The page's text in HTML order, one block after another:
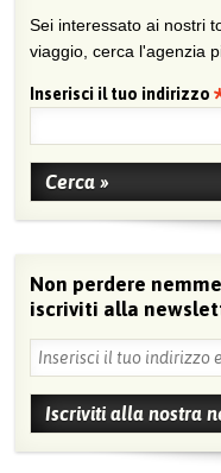
Sei interessato ai nostri
viaggio, cerca l'agenzia
Inserisci il tuo indirizzo
Non perdere
iscriviti alla